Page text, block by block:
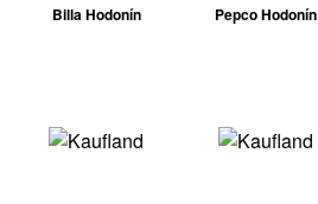
Billa Hodonín Pepco Hodonín